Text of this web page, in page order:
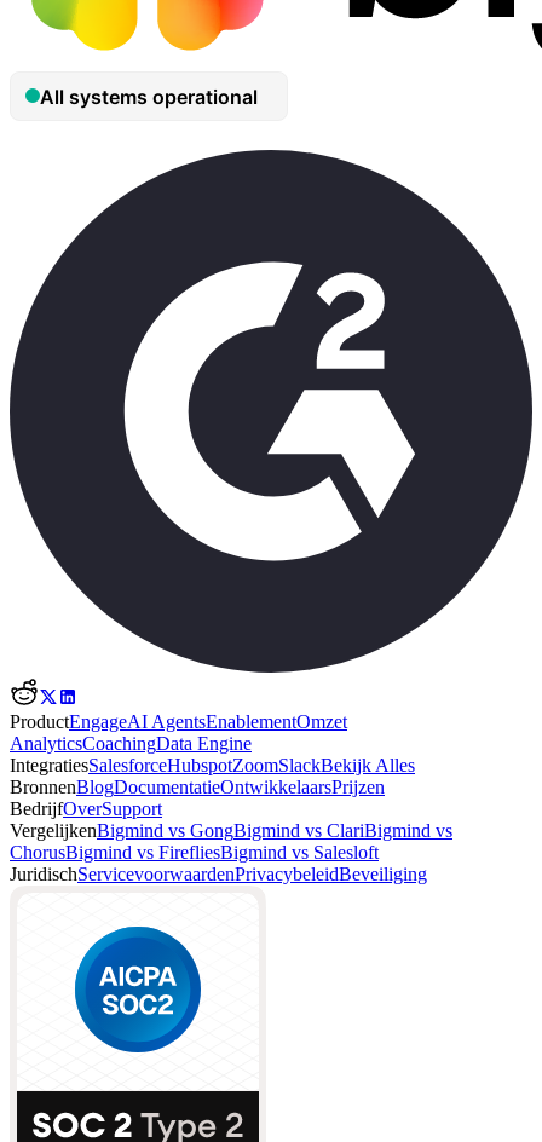
ProductEngageAI AgentsEnablementOmzet
AnalyticsCoachingData Engine
IntegratiesSalesforceHubspotZoomSlackBekijk Alles
BronnenBlogDocumentatieOntwikkelaarsPrijzen
BedrijfOverSupport
VergelijkenBigmind vs GongBigmind vs ClariBigmind vs
ChorusBigmind vs FirefliesBigmind vs Salesloft
JuridischServicevoorwaardenPrivacybeleidBeveiliging